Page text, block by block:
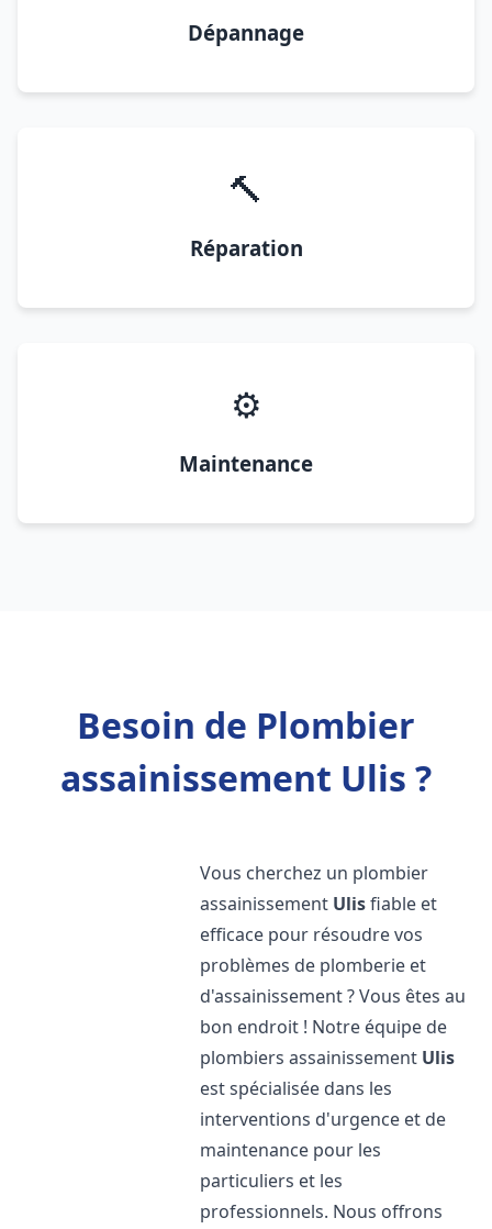
Dépannage
🔨
Réparation
⚙️
Maintenance
Besoin de Plombier
assainissement Ulis ?
Vous cherchez un plombier
assainissement Ulisfiable et
efficace pour résoudre vos
problèmes de plomberie et
d'assainissement ? Vous êtes au
bon endroit ! Notre équipe de
plombiers assainissement Ulis
est spécialisée dans les
interventions d'urgence et de
maintenance pour les
particuliers et les
professionnels. Nous offrons